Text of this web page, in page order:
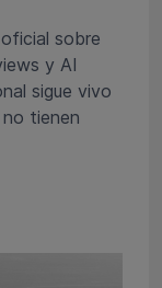
sobre
y AI
sigue vivo
tienen